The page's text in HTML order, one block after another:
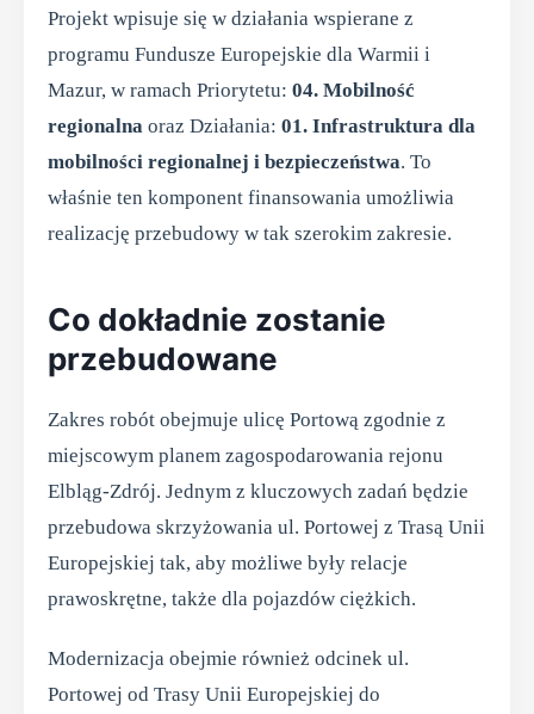
Projekt wpisuje się w działania wspierane z
programu Fundusze Europejskie dla Warmii i
Mazur, w ramach Priorytetu: 04. Mobilność
regionalna oraz Działania: 01. Infrastruktura dla
mobilności regionalnej i bezpieczeństwa. To
właśnie ten komponent finansowania umożliwia
realizację przebudowy w tak szerokim zakresie.
Co dokładnie zostanie
przebudowane
Zakres robót obejmuje ulicę Portową zgodnie z
miejscowym planem zagospodarowania rejonu
Elbląg-Zdrój. Jednym z kluczowych zadań będzie
przebudowa skrzyżowania ul. Portowej z Trasą Unii
Europejskiej tak, aby możliwe były relacje
prawoskrętne, także dla pojazdów ciężkich.
Modernizacja obejmie również odcinek ul.
Portowej od Trasy Unii Europejskiej do